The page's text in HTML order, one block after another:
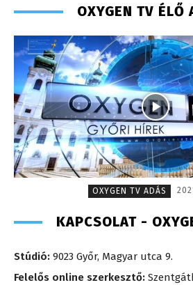
OXYGEN TV ÉLŐ
OXYGEN TV ADÁS
KAPCSOLAT -
Stúdió: 9023 Győr, Magyar utca 9.
Felelős online szerkesztő: